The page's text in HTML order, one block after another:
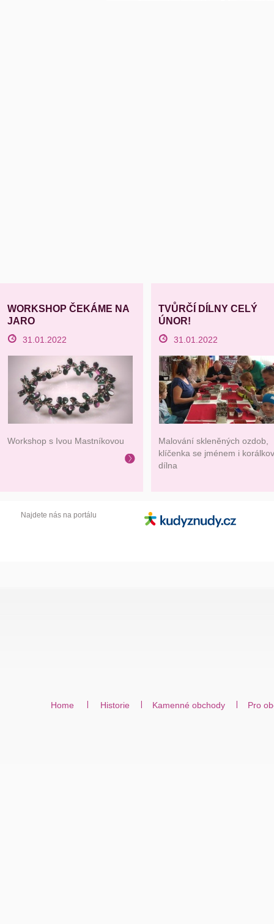
WORKSHOP ČEKÁME NA
JARO
31.01.2022
Workshop s Ivou Mastníkovou
TVŮRČÍ DÍLNY CELÝ
ÚNOR!
31.01.2022
Malování skleněných ozdob,
klíčenka se jménem i
dílna
Najdete nás na portálu
Home Historie Kamenné obchody Pro